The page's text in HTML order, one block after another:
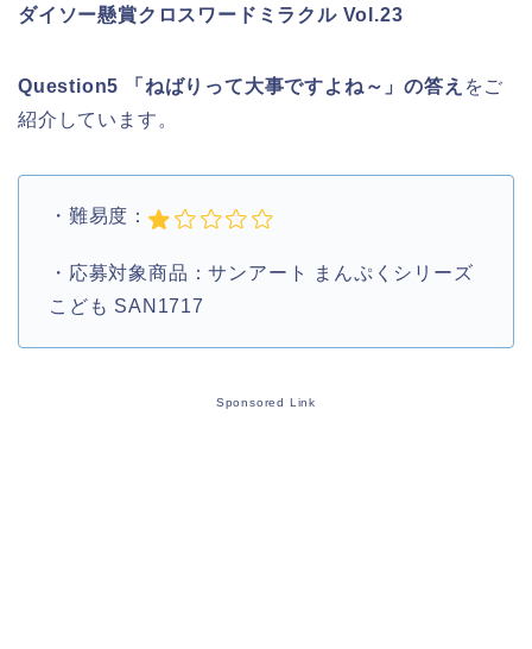
ダイソー懸賞クロスワードミラクル Vol.23
Question5 「ねばりって大事ですよね～」の答え をご
紹介しています。
・難易度：
・応募対象商品：サンアート まんぷくシリーズ
こども SAN1717
Sponsored Link